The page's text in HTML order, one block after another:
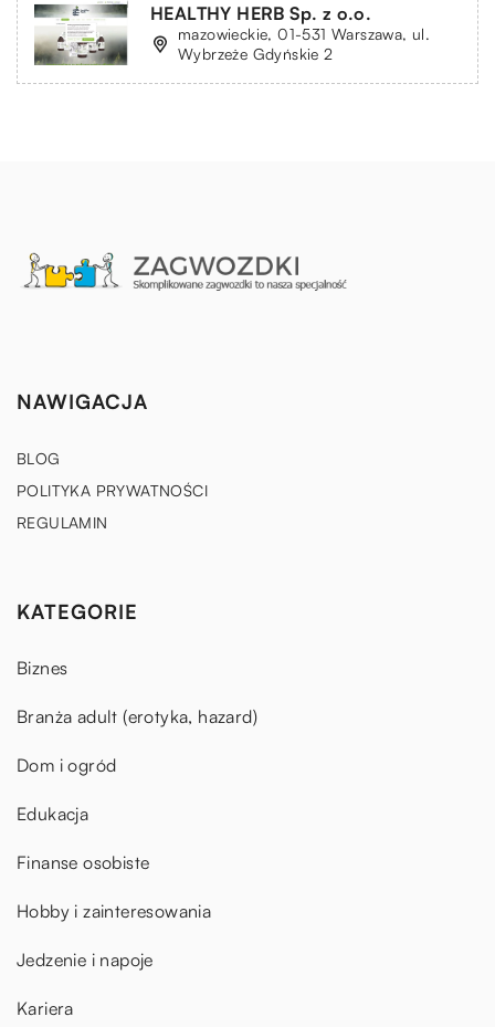
HEALTHY HERB Sp. z o.o.
mazowieckie, 01-531 Warszawa, ul.
Wybrzeże Gdyńskie 2
NAWIGACJA
BLOG
POLITYKA PRYWATNOŚCI
REGULAMIN
KATEGORIE
Biznes
Branża adult (erotyka, hazard)
Dom i ogród
Edukacja
Finanse osobiste
Hobby i zainteresowania
Jedzenie i napoje
Kariera